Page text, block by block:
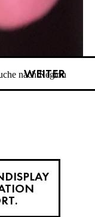
WEITER
nach Region
DISPLAY